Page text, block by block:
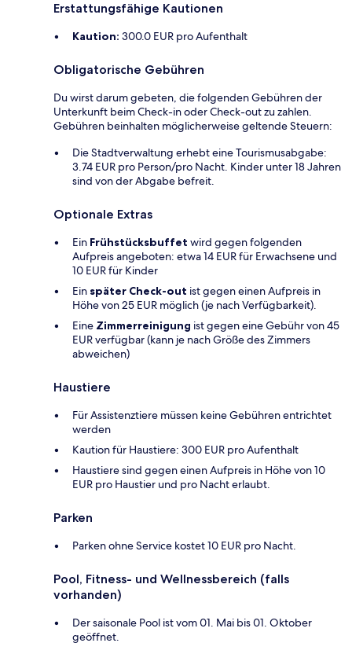
Erstattungsfähige Kautionen
Kaution: 300.0 EUR pro Aufenthalt
Obligatorische Gebühren
Du wirst darum gebeten, die folgenden Gebühren der
Unterkunft beim Check-in oder Check-out zu zahlen.
Gebühren beinhalten möglicherweise geltende Steuern:
Die Stadtverwaltung erhebt eine Tourismusabgabe:
3.74 EUR pro Person/pro Nacht. Kinder unter 18 Jahren
sind von der Abgabe befreit.
Optionale Extras
Ein Frühstücksbuffet wird gegen folgenden
Aufpreis angeboten: etwa 14 EUR für Erwachsene und
10 EUR für Kinder
Ein später Check-out ist gegen einen Aufpreis in
Höhe von 25 EUR möglich (je nach Verfügbarkeit).
Eine Zimmerreinigung ist gegen eine Gebühr von 45
EUR verfügbar (kann je nach Größe des Zimmers
abweichen)
Haustiere
Für Assistenztiere müssen keine Gebühren entrichtet
werden
Kaution für Haustiere: 300 EUR pro Aufenthalt
Haustiere sind gegen einen Aufpreis in Höhe von 10
EUR pro Haustier und pro Nacht erlaubt.
Parken
Parken ohne Service kostet 10 EUR pro Nacht.
Pool, Fitness- und Wellnessbereich (falls
vorhanden)
Der saisonale Pool ist vom 01. Mai bis 01. Oktober
geöffnet.